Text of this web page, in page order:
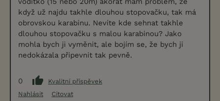
když už najdu takhle dlouhou stopovačku, tak má
obrovskou karabinu. Nevíte kde sehnat takhle
dlouhou stopovačku s malou karabinou? Jako
mohla bych ji vyměnit, ale bojím se, že bych ji
nedokázala připevnit tak pevně.
0
Kvalitní příspěvek
Nahlásit
Citovat